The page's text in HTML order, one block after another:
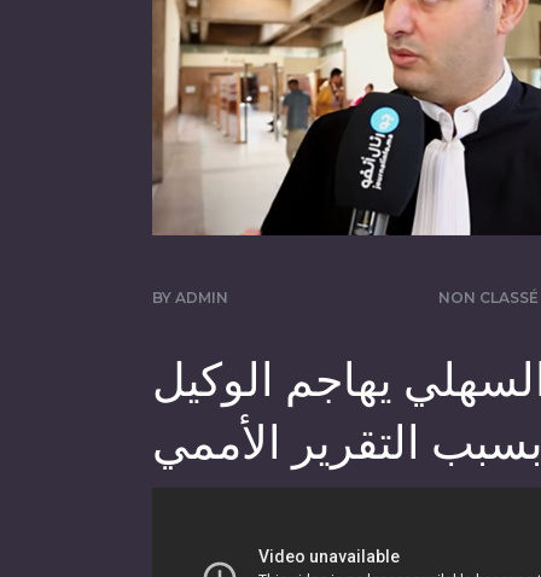
BY ADMIN NON CLASSÉ
يهاجم الوكيل
التقرير الأممي